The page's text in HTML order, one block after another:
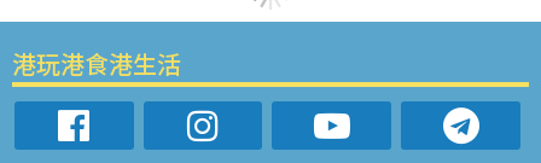
港玩港食港生活